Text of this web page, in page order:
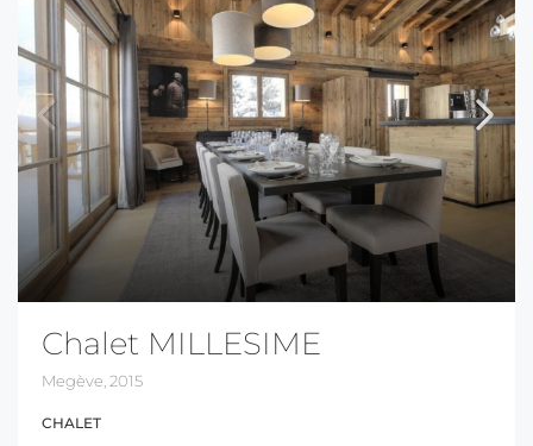
Chalet MILLESIME
Megève, 2015
CHALET